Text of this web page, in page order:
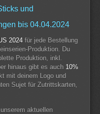
und
bis 04.04.2024
2024 für jede Bestellung
Produktion. Du
Produktion, inkl.
hinaus gibt es auch 10%
mit deinem Logo und
Sujet für Zutrittskarten,
aktuellen